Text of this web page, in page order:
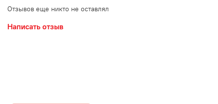
Отзывов еще никто не оставлял
Написать отзыв